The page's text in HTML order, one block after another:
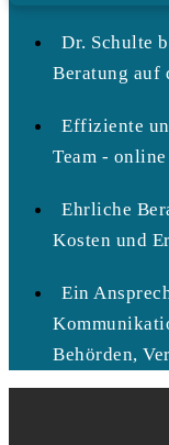
Dr. Schulte
Beratung auf
Effiziente
Team -
Ehrliche
Kosten und
Ein
Behörden,